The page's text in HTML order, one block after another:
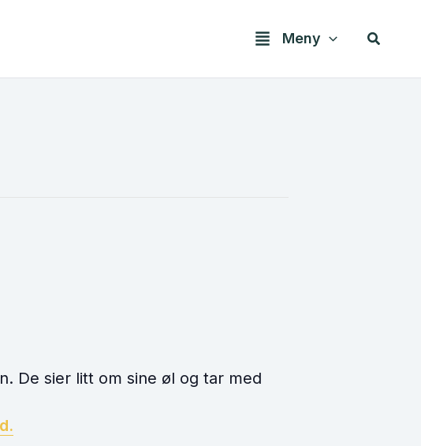
Meny Søk
De sier litt om sine øl og tar med